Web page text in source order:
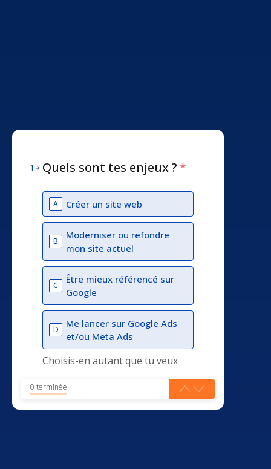
1 Quels sont tes enjeux ? *
A Créer un site web
B
Moderniser ou refondre
mon site actuel
C
Être mieux référencé sur
Google
D
Me lancer sur Google Ads
et/ou Meta Ads
Choisis-en autant que tu veux
0 terminée